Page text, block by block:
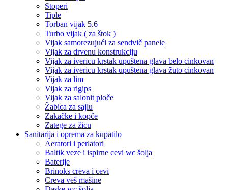
Stoperi
Tiple
Torban vijak 5.6
Turbo vijak ( za štok )
Vijak samorezujući za sendvič panele
Vijak za drvenu konstrukciju
Vijak za ivericu krstak upuštena glava belo cinkovan
Vijak za ivericu krstak upuštena glava žuto cinkovan
Vijak za lim
Vijak za rigips
Vijak za salonit ploče
Žabica za sajlu
Zakačke i kopče
Zatege za žicu
Sanitarija i oprema za kupatilo
Aeratori i perlatori
Baltik veze i ispirne cevi wc šolja
Baterije
Brinoks creva i cevi
Creva veš mašine